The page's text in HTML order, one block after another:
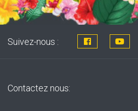
Suivez-nous :
Contactez nous: